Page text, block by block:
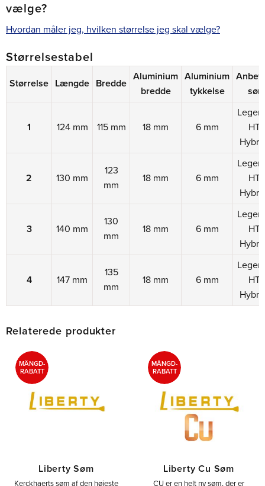
vælge?
Hvordan måler jeg, hvilken størrelse jeg skal vælge?
Størrelsestabel
Størrelse Længde Bredde
Aluminium
bredde
Aluminium
tykkelse
søm
1 124 mm 115 mm 18 mm 6 mm
HT /
2 130 mm
123
mm
18 mm 6 mm
HT /
3 140 mm
130
mm
18 mm 6 mm
HT /
4 147 mm
135
mm
18 mm 6 mm
HT /
Relaterede produkter
Liberty Søm
Kerckhaerts søm af den højeste
MÄNGD-
RABATT
Liberty Cu Søm
CU er en helt ny søm, der er
MÄNGD-
RABATT